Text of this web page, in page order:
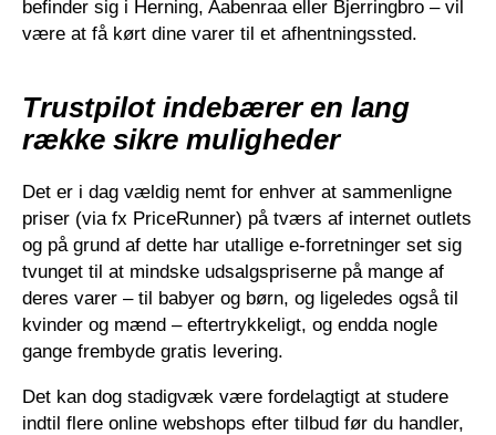
befinder sig i Herning, Aabenraa eller Bjerringbro – vil
være at få kørt dine varer til et afhentningssted.
Trustpilot indebærer en lang
række sikre muligheder
Det er i dag vældig nemt for enhver at sammenligne
priser (via fx PriceRunner) på tværs af internet outlets
og på grund af dette har utallige e-forretninger set sig
tvunget til at mindske udsalgspriserne på mange af
deres varer – til babyer og børn, og ligeledes også til
kvinder og mænd – eftertrykkeligt, og endda nogle
gange frembyde gratis levering.
Det kan dog stadigvæk være fordelagtigt at studere
indtil flere online webshops efter tilbud før du handler,